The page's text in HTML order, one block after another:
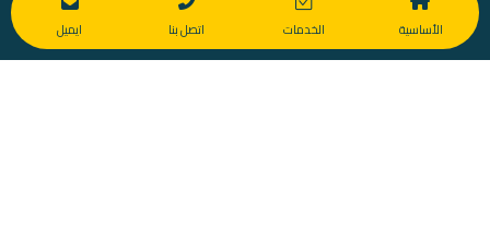
الأساسية الخدمات اتصل بنا ايميل